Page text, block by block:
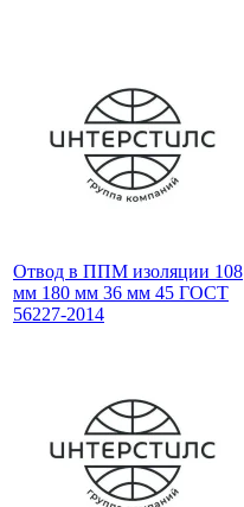
Отвод в ППМ изоляции 108
мм 180 мм 36 мм 45 ГОСТ
56227-2014